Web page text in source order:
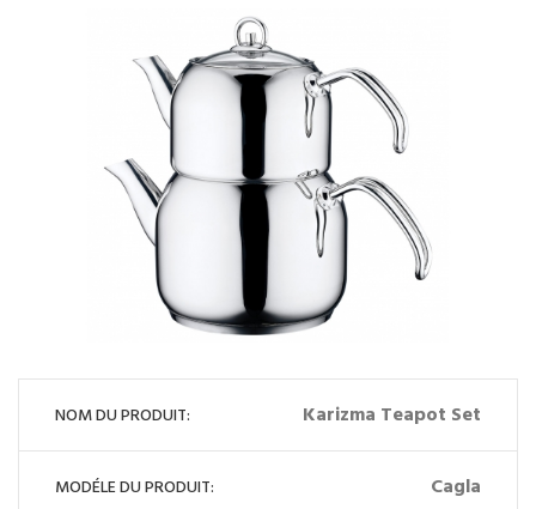
NOM DU PRODUIT: Karizma Teapot Set
MODÉLE DU PRODUIT: Cagla